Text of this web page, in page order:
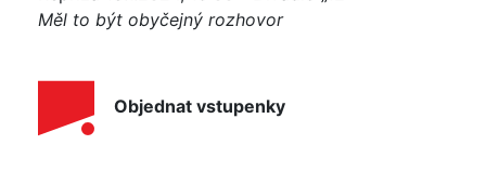
Měl to být obyčejný rozhovor
Objednat vstupenky